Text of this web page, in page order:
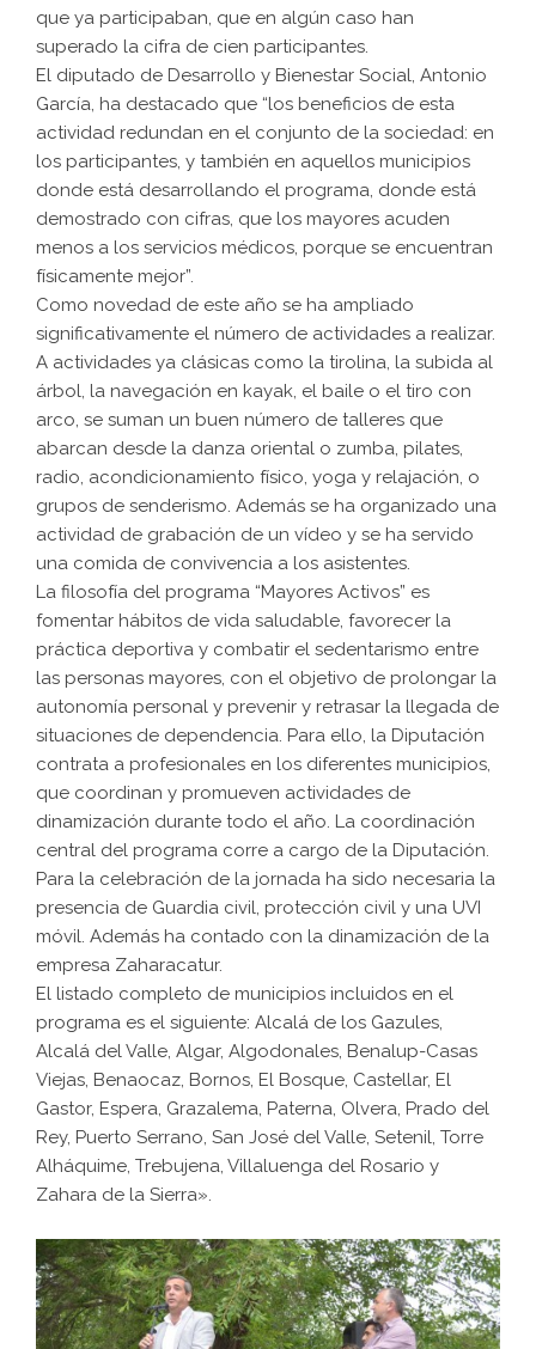
que ya participaban, que en algún caso han
superado la cifra de cien participantes.
El diputado de Desarrollo y Bienestar Social, Antonio
García, ha destacado que “los beneficios de esta
actividad redundan en el conjunto de la sociedad: en
los participantes, y también en aquellos municipios
donde está desarrollando el programa, donde está
demostrado con cifras, que los mayores acuden
menos a los servicios médicos, porque se encuentran
físicamente mejor”.
Como novedad de este año se ha ampliado
significativamente el número de actividades a realizar.
A actividades ya clásicas como la tirolina, la subida al
árbol, la navegación en kayak, el baile o el tiro con
arco, se suman un buen número de talleres que
abarcan desde la danza oriental o zumba, pilates,
radio, acondicionamiento físico, yoga y relajación, o
grupos de senderismo. Además se ha organizado una
actividad de grabación de un vídeo y se ha servido
una comida de convivencia a los asistentes.
La filosofía del programa “Mayores Activos” es
fomentar hábitos de vida saludable, favorecer la
práctica deportiva y combatir el sedentarismo entre
las personas mayores, con el objetivo de prolongar la
autonomía personal y prevenir y retrasar la llegada de
situaciones de dependencia. Para ello, la Diputación
contrata a profesionales en los diferentes municipios,
que coordinan y promueven actividades de
dinamización durante todo el año. La coordinación
central del programa corre a cargo de la Diputación.
Para la celebración de la jornada ha sido necesaria la
presencia de Guardia civil, protección civil y una UVI
móvil. Además ha contado con la dinamización de la
empresa Zaharacatur.
El listado completo de municipios incluidos en el
programa es el siguiente: Alcalá de los Gazules,
Alcalá del Valle, Algar, Algodonales, Benalup-Casas
Viejas, Benaocaz, Bornos, El Bosque, Castellar, El
Gastor, Espera, Grazalema, Paterna, Olvera, Prado del
Rey, Puerto Serrano, San José del Valle, Setenil, Torre
Alháquime, Trebujena, Villaluenga del Rosario y
Zahara de la Sierra».